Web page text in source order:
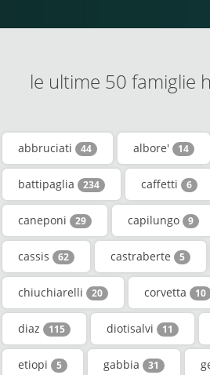
le ultime 50 famiglie
abbruciati 44 albore' 14
battipaglia 234 caffetti 6
caneponi 29 capilungo 9
cassis 62 castraberte 5
chiuchiarelli 20 corvetta 10
diaz 115 diotisalvi 11
etiopi 5 gabbia 31